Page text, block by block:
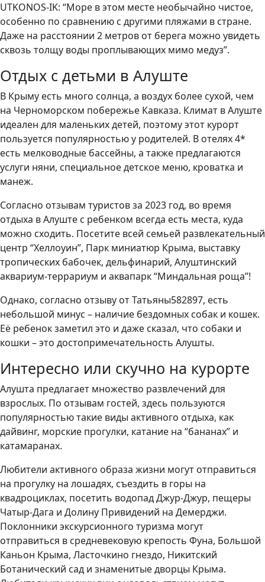
UTKONOS-IK: “Море в этом месте необычайно чистое,
особенно по сравнению с другими пляжами в стране.
Даже на расстоянии 2 метров от берега можно увидеть
сквозь толщу воды проплывающих мимо медуз”.
Отдых с детьми в Алуште
В Крыму есть много солнца, а воздух более сухой, чем
на Черноморском побережье Кавказа. Климат в Алуште
идеален для маленьких детей, поэтому этот курорт
пользуется популярностью у родителей. В отелях 4*
есть мелководные бассейны, а также предлагаются
услуги няни, специальное детское меню, кроватка и
манеж.
Согласно отзывам туристов за 2023 год, во время
отдыха в Алуште с ребенком всегда есть места, куда
можно сходить. Посетите всей семьей развлекательный
центр “Хеллоуин”, Парк миниатюр Крыма, выставку
тропических бабочек, дельфинарий, Алуштинский
аквариум-террариум и аквапарк “Миндальная роща”!
Однако, согласно отзыву от Татьяны582897, есть
небольшой минус – наличие бездомных собак и кошек.
Её ребенок заметил это и даже сказал, что собаки и
кошки – это достопримечательность Алушты.
Интересно или скучно на курорте
Алушта предлагает множество развлечений для
взрослых. По отзывам гостей, здесь пользуются
популярностью такие виды активного отдыха, как
дайвинг, морские прогулки, катание на “бананах” и
катамаранах.
Любители активного образа жизни могут отправиться
на прогулку на лошадях, съездить в горы на
квадроциклах, посетить водопад Джур-Джур, пещеры
Чатыр-Дага и Долину Привидений на Демерджи.
Поклонники экскурсионного туризма могут
отправиться в средневековую крепость Фуна, Большой
Каньон Крыма, Ласточкино гнездо, Никитский
Ботанический сад и знаменитые дворцы Крыма.